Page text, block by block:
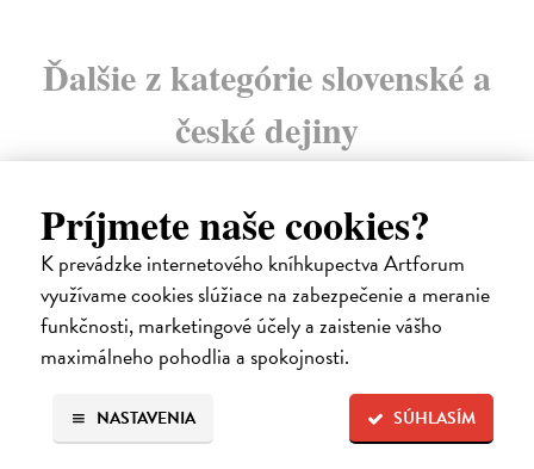
Príjmete naše cookies?
K prevádzke internetového kníhkupectva Artforum
využívame cookies slúžiace na zabezpečenie a meranie
funkčnosti, marketingové účely a zaistenie vášho
maximálneho pohodlia a spokojnosti.
SÚHLASÍM
NASTAVENIA
Ďalšie z kategórie slovenské a
české dejiny
na sklade